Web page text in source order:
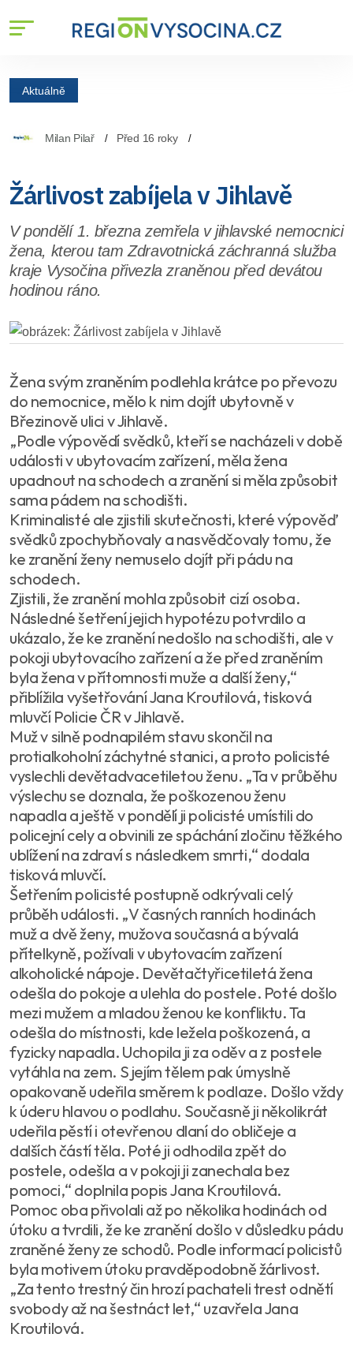
Aktuálně
Milan Pilař Před 16 roky
Žárlivost zabíjela v Jihlavě
V pondělí 1. března zemřela v jihlavské nemocnici
žena, kterou tam Zdravotnická záchranná služba
kraje Vysočina přivezla zraněnou před devátou
hodinou ráno.
Žena svým zraněním podlehla krátce po převozu
do nemocnice, mělo k nim dojít ubytovně v
Březinově ulici v Jihlavě.
„Podle výpovědí svědků, kteří se nacházeli v době
události v ubytovacím zařízení, měla žena
upadnout na schodech a zranění si měla způsobit
sama pádem na schodišti.
Kriminalisté ale zjistili skutečnosti, které výpověď
svědků zpochybňovaly a nasvědčovaly tomu, že
ke zranění ženy nemuselo dojít při pádu na
schodech.
Zjistili, že zranění mohla způsobit cizí osoba.
Následné šetření jejich hypotézu potvrdilo a
ukázalo, že ke zranění nedošlo na schodišti, ale v
pokoji ubytovacího zařízení a že před zraněním
byla žena v přítomnosti muže a další ženy,“
přiblížila vyšetřování Jana Kroutilová, tisková
mluvčí Policie ČR v Jihlavě.
Muž v silně podnapilém stavu skončil na
protialkoholní záchytné stanici, a proto policisté
vyslechli devětadvacetiletou ženu. „Ta v průběhu
výslechu se doznala, že poškozenou ženu
napadla a ještě v pondělí ji policisté umístili do
policejní cely a obvinili ze spáchání zločinu těžkého
ublížení na zdraví s následkem smrti,“ dodala
tisková mluvčí.
Šetřením policisté postupně odkrývali celý
průběh události. „V časných ranních hodinách
muž a dvě ženy, mužova současná a bývalá
přítelkyně, požívali v ubytovacím zařízení
alkoholické nápoje. Devětačtyřicetiletá žena
odešla do pokoje a ulehla do postele. Poté došlo
mezi mužem a mladou ženou ke konfliktu. Ta
odešla do místnosti, kde ležela poškozená, a
fyzicky napadla. Uchopila ji za oděv a z postele
vytáhla na zem. S jejím tělem pak úmyslně
opakovaně udeřila směrem k podlaze. Došlo vždy
k úderu hlavou o podlahu. Současně ji několikrát
udeřila pěstí i otevřenou dlaní do obličeje a
dalších částí těla. Poté ji odhodila zpět do
postele, odešla a v pokoji ji zanechala bez
pomoci,“ doplnila popis Jana Kroutilová.
Pomoc oba přivolali až po několika hodinách od
útoku a tvrdili, že ke zranění došlo v důsledku pádu
zraněné ženy ze schodů. Podle informací policistů
byla motivem útoku pravděpodobně žárlivost.
„Za tento trestný čin hrozí pachateli trest odnětí
svobody až na šestnáct let,“ uzavřela Jana
Kroutilová.